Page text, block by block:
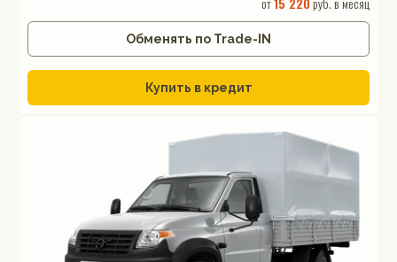
Обменять по Trade-IN
Купить в кредит